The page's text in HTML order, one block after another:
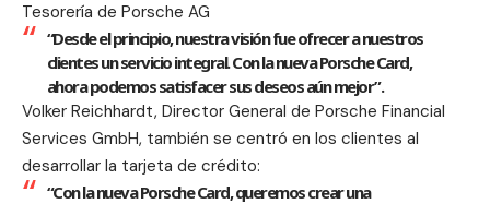
Tesorería de Porsche AG
“Desde el principio, nuestra visión fue ofrecer a nuestros
clientes un servicio integral. Con la nueva Porsche Card,
ahora podemos satisfacer sus deseos aún mejor”.
Volker Reichhardt, Director General de Porsche Financial
Services GmbH, también se centró en los clientes al
desarrollar la tarjeta de crédito:
“Con la nueva Porsche Card, queremos crear una